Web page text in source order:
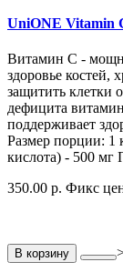
UniONE Vitamin
Витамин С -
здоровье костей,
защитить клетки
дефицита
поддерживает
Размер порции: 1
кислота) - 500 мг
350.00 р. Фикс
В корзину